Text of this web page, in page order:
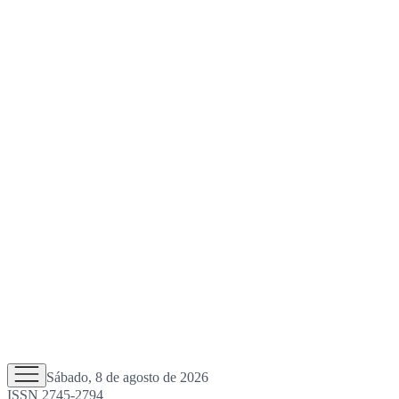
Sábado, 8 de agosto de 2026
ISSN 2745-2794